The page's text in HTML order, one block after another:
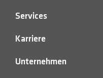
Services
Karriere
Unternehmen